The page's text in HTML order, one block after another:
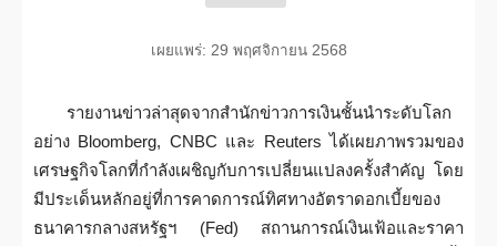
เผยแพร่: 29 พฤศจิกายน 2568
รายงานข่าวล่าสุดจากสำนักข่าวการเงินชั้นนำระดับโลก
อย่าง Bloomberg, CNBC และ Reuters ได้เผยภาพรวมของ
เศรษฐกิจโลกที่กำลังเผชิญกับการเปลี่ยนแปลงครั้งสำคัญ โดย
มีประเด็นหลักอยู่ที่การคาดการณ์ทิศทางอัตราดอกเบี้ยของ
ธนาคารกลางสหรัฐฯ (Fed) สถานการณ์เงินเฟ้อและราคา